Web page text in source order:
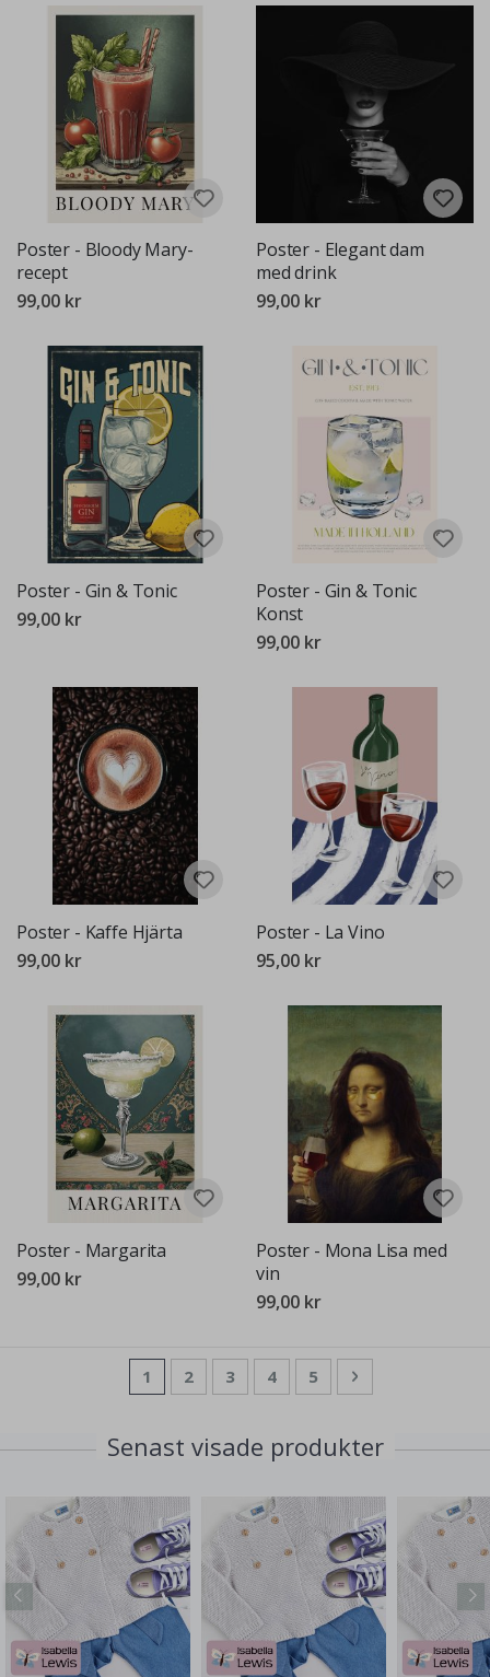
Poster - Bloody Mary-
recept
99,00 kr
Poster - Elegant dam
med drink
99,00 kr
Poster - Gin & Tonic
99,00 kr
Poster - Gin & Tonic
Konst
99,00 kr
Poster - Kaffe Hjärta
99,00 kr
Poster - La Vino
95,00 kr
Poster - Margarita
99,00 kr
Poster - Mona Lisa med
vin
99,00 kr
SidaYou're currently reading page
1 Sida
2 Sida
3 Sida
4 Sida
5 Sida
Nästa
Senast visade produkter